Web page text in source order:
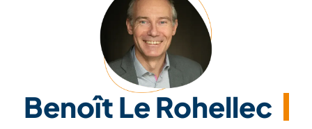
Benoît Le Rohellec